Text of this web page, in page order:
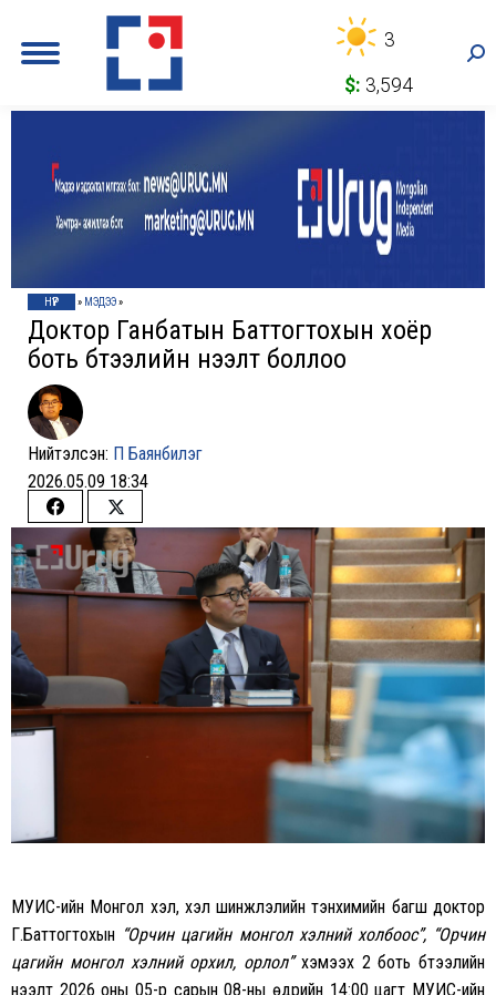
3
$: 3,594
НҮҮР » МЭДЭЭ»
Доктор Ганбатын Баттогтохын хоёр
боть бүтээлийн нээлт боллоо
Нийтэлсэн: П Баянбилэг
2026.05.09 18:34
Share
on
Facebook
Share
on
Twitter
МУИС-ийн Монгол хэл, хэл шинжлэлийн тэнхимийн багш доктор
Г.Баттогтохын “Орчин цагийн монгол хэлний холбоос”, “Орчин
цагийн монгол хэлний орхил, орлол” хэмээх 2 боть бүтээлийн
нээлт 2026 оны 05-р сарын 08-ны өдрийн 14:00 цагт МУИС-ийн